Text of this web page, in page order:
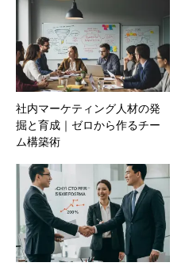
社内マーケティング人材の発
掘と育成｜ゼロから作るチー
ム構築術